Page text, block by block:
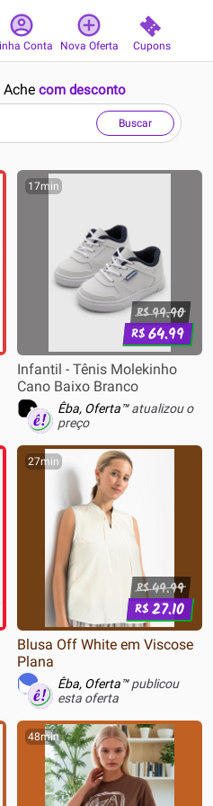
Conta Nova Oferta Cupons
Ache com desconto
Buscar
17min
R$99.90
R$64.99
Infantil - Tênis Molekinho
Cano Baixo Branco
Êba, Oferta™atualizou o
preço
27min
R$49.99
R$27.10
Blusa Off White em Viscose
Plana
Êba, Oferta™publicou
esta oferta
48min